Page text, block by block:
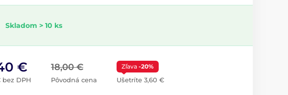
Skladom > 10 ks
18,00 €
Pôvodná cena
€
bez DPH
Zľava -20%
Ušetríte 3,60 €